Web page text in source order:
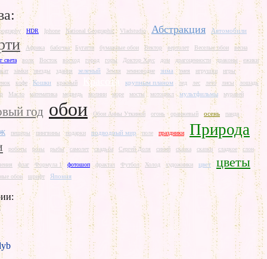
HDR Iphone National Geographic Vladstudio Абстракция Автомобили
Африка бабочка Бугатти бумажные обои Вектор вертолет Веселые обои
весна
света
волк Восток восход город горы Доктор Хаус дом драгоценности драконы
ежики
замки звезды здания зеленый Земля земноводне зима змея игрушки
игры
кофе Кошки красный Красота крупным планом лед лес лето лисы
лошадь
Масло математика медведь молнии море мосты мотоцикл мультфильмы муравей
год обои Обои Анны Уткиной огонь оранжевый осень панда
пещеры пингвины подарки подводный мир поле праздники Природа
роботы розы рыбы самолет свадьба Сергей Доля синий сказка сказки сладкое слон
флаг Формула 1 фотошоп фрактал Футбол Холод художники цвет цветы
обои шрифт Япония